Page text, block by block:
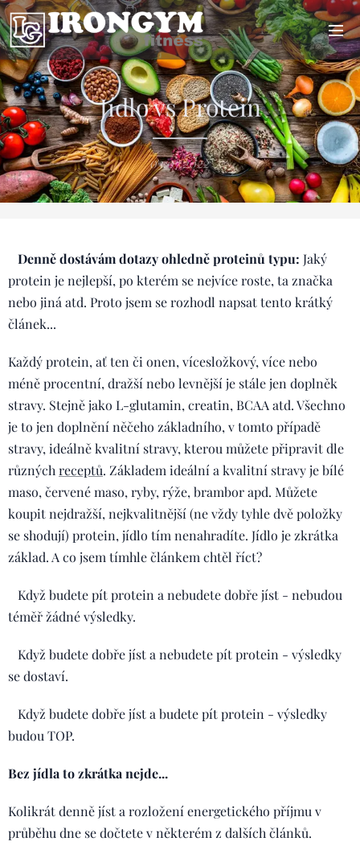
Jídlo vs Protein
03.07.2022
Denně dostávám dotazy ohledně proteinů typu: Jaký
protein je nejlepší, po kterém se nejvíce roste, ta značka
nebo jiná atd. Proto jsem se rozhodl napsat tento krátký
článek...
Každý protein, ať ten či onen, vícesložkový, více nebo
méně procentní, dražší nebo levnější je stále jen doplněk
stravy. Stejně jako L-glutamin, creatin, BCAA atd. Všechno
je to jen doplnění něčeho základního, v tomto případě
stravy, ideálně kvalitní stravy, kterou můžete připravit dle
různých receptů. Základem ideální a kvalitní stravy je bílé
maso, červené maso, ryby, rýže, brambor apd. Můžete
koupit nejdražší, nejkvalitnější (ne vždy tyhle dvě položky
se shodují) protein, jídlo tím nenahradíte. Jídlo je zkrátka
základ. A co jsem tímhle článkem chtěl říct?
Když budete pít protein a nebudete dobře jíst - nebudou
téměř žádné výsledky.
Když budete dobře jíst a nebudete pít protein - výsledky
se dostaví.
Když budete dobře jíst a budete pít protein - výsledky
budou TOP.
Bez jídla to zkrátka nejde...
Kolikrát denně jíst a rozložení energetického příjmu v
průběhu dne se dočtete v některém z dalších článků.